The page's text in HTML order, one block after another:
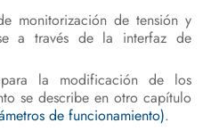
monitorización de tensión y
a través de la interfaz de
la modificación de los
se describe en otro capítulo
de funcionamiento).
producto
de la